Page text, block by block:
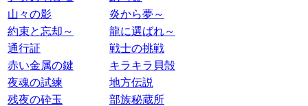
山々の影
炎から夢～
約束と忘却～
龍に選ばれ～
通行証
戦士の挑戦
赤い金属の鍵
キラキラ貝殻
夜魂の試練
地方伝説
残夜の砕玉
部族秘蔵所